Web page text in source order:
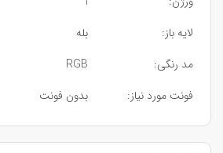
لایه باز:
بله
مد رنگی:
RGB
فونت مورد نیاز:
بدون فونت